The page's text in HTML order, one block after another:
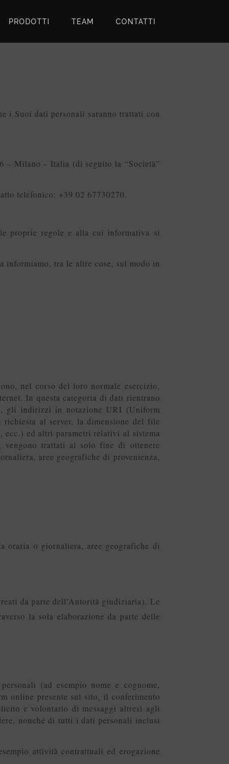
PRODOTTI TEAM CONTATTI
i Suoi dati personali saranno trattati con
– Milano – Italia (di seguito la “Società”
telefonico: +39 02 67730270.
proprie regole e alla cui informativa si
informiamo, tra le altre cose, sul modo in
nel corso del loro normale esercizio,
In questa categoria di dati rientrano
gli indirizzi in notazione URI (Uniform
al server, la dimensione del file
ed altri parametri relativi al sistema
vengono trattati al solo fine di ottenere
aree geografiche di provenienza,
oraria o giornaliera, aree geografiche di
da parte dell’Autorità giudiziaria). Le
la sola elaborazione da parte delle
(ad esempio nome e cognome,
online presente sul sito, il conferimento
e volontario di messaggi altresì agli
nonché di tutti i dati personali inclusi
attività contrattuali ed erogazione